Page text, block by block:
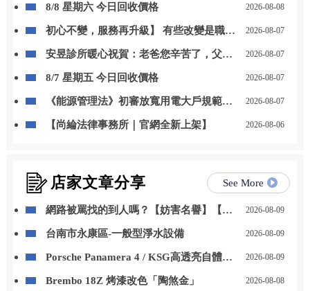
8/8 星期六 今日回收價格 2026-08-08
初心不變，服務再升級】 有些改變是職位
年 8 月 1 日起，我正式接任尚立汽車北台
2026-08-07
安昱診所暖心祝賀：老爸您辛苦了，父親
2026-08-07
8/7 星期五 今日回收價格 2026-08-07
《能源管理法》初審放寬用電大戶規範，
2026-08-07
【尚綸法律事務所｜官網全新上架】 2026-08-06
店家文章分享 See More
網路被罵找的到人嗎？【妨害名譽】【個
律師推薦】
2026-08-09
台南市永康區-一般型淨水設備 2026-08-09
Porsche Panamera 4 / KSG高透亮自體修
2026-08-09
Brembo 18Z 烤漆改色「陶煞金」 2026-08-08